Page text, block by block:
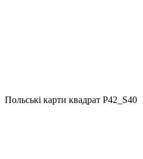
Польські карти квадрат P42_S40